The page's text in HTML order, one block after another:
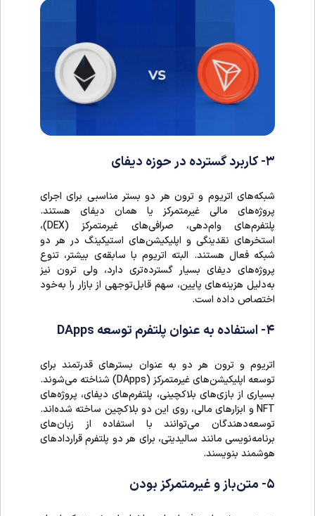
۳- کاربرد گسترده در حوزه دیفای
شبکه‌های اتریوم و ترون هر دو بستر مناسبی برای اجرای
پروژه‌های مالی غیرمتمرکز یا همان دیفای هستند.
پلتفرم‌های وام‌دهی، صرافی‌های غیرمتمرکز (DEX)،
استخرهای نقدینگی و اپلیکیشن‌های استیکینگ در هر دو
شبکه فعال هستند. البته اتریوم با سابقه‌ی بیشتر، تنوع
پروژه‌های دیفای بسیار گسترده‌تری دارد، ولی ترون نیز
به‌دلیل هزینه‌های پایین، سهم قابل‌توجهی از بازار را به‌خود
اختصاص داده است.
۴- استفاده به عنوان پلتفرم توسعه DApps
اتریوم و ترون هر دو به عنوان بسترهای قدرتمند برای
توسعه اپلیکیشن‌های غیرمتمرکز (DApps) شناخته می‌شوند.
بسیاری از بازی‌های بلاکچینی، پلتفرم‌های دیفای، پروژه‌های
NFT و ابزارهای مالی، روی این دو بلاکچین ساخته شده‌اند.
توسعه‌دهندگان می‌توانند با استفاده از زبان‌های
برنامه‌نویسی مانند سالیدیتی، برای هر دو پلتفرم قراردادهای
هوشمند بنویسند.
۵- متن‌باز و غیرمتمرکز بودن